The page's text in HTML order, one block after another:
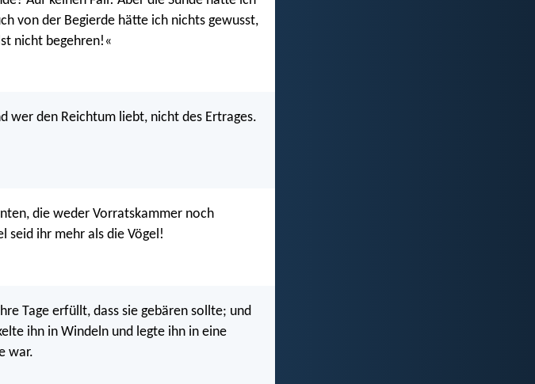
von der Begierde hätte ich nichts gewusst,
nicht begehren!«
wer den Reichtum liebt, nicht des Ertrages.
die weder Vorratskammer noch
seid ihr mehr als die Vögel!
Tage erfüllt, dass sie gebären sollte; und
ihn in Windeln und legte ihn in eine
war.